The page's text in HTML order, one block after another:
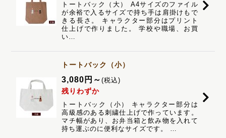
トートバック（大） A4サイズのファイル
が余裕で入るサイズで持ち手は肩掛けもで
きる長さ。 キャラクター部分はプリント
仕上げで作りました。 学校や職場、お買
い…
トートバック（小）
3,080 円 ～(税込)
残りわずか
トートバック（小） キャラクター部分は
高級感のある刺繍仕上げで作っています。
マチ幅があり、お弁当箱と飲み物を入れて
持ち運ぶのに便利なサイズです。 …